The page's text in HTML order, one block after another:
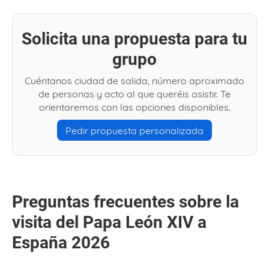
Solicita una propuesta para tu
grupo
Cuéntanos ciudad de salida, número aproximado
de personas y acto al que queréis asistir. Te
orientaremos con las opciones disponibles.
Pedir propuesta personalizada
Preguntas frecuentes sobre la
visita del Papa León XIV a
España 2026